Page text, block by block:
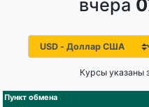
вчера
Курсы указаны
Пункт обмена